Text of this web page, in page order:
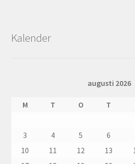
Kalender
augusti 2026
M T O T
3
4 5 6
10
11 12 13